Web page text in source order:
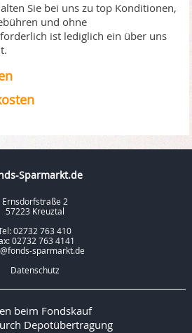
Sie bei uns zu top Konditionen,
und ohne
ist lediglich ein über uns
Sparmarkt.de
Ernsdorfstraße 2
57223 Kreuztal
02732 763 410
02732 763 4141
sparmarkt.de
Datenschutz
beim Fondskauf
Depotübertragung